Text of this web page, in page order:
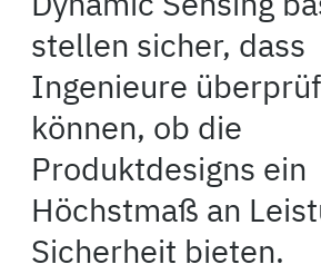
stellen sicher, dass
Ingenieure
können, ob die
Produktdesigns ein
Höchstmaß an
Sicherheit bieten.